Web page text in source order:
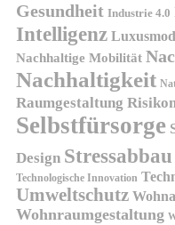
Gesundheit Industrie 4.0
Intelligenz
Nachhaltige Mobilität
Nachhaltigkeit
Raumgestaltung
Selbstfürsorge
Design Stressabbau
Technologische Innovation
Umweltschutz
Wohnraumgestaltung